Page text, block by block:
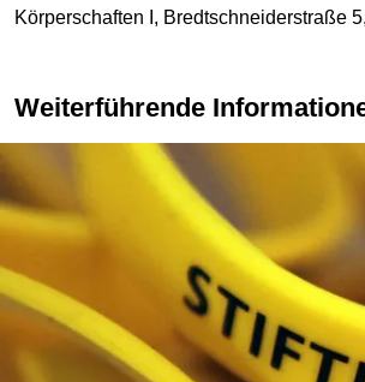
Körperschaften I, Bredtschneiderstraße
Weiterführende